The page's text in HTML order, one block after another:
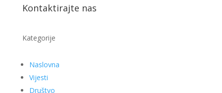
Kontaktirajte nas
Kategorije
Naslovna
Vijesti
Društvo